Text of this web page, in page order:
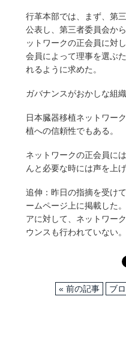
行革本部では、まず、第
公表し、第三者委員会か
ットワークの正会員に対
会員によって理事を選ぶ
れるように求めた。
ガバナンスがおかしな組
日本臓器移植ネットワー
植への信頼性でもある。
ネットワークの正会員に
んと必要な時には声を上
追伸：昨日の指摘を受け
ームページ上に掲載した
アに対して、ネットワー
ウンスも行われていない。
« 前の記事 ブ